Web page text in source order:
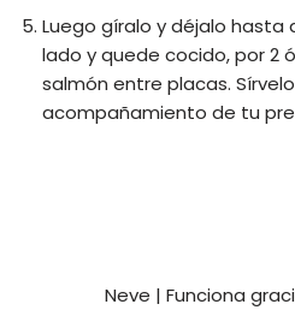
Luego gíralo y déjalo hasta
lado y quede cocido, por 2
salmón entre placas.
acompañamiento de tu
Neve | Funciona